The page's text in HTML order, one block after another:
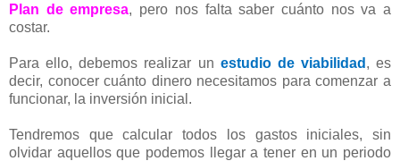
Plan de empresa, pero nos falta saber cuánto nos va a
costar.
Para ello, debemos realizar un estudio de viabilidad , es
decir, conocer cuánto dinero necesitamos para comenzar a
funcionar, la inversión inicial.
Tendremos que calcular todos los gastos iniciales, sin
olvidar aquellos que podemos llegar a tener en un periodo